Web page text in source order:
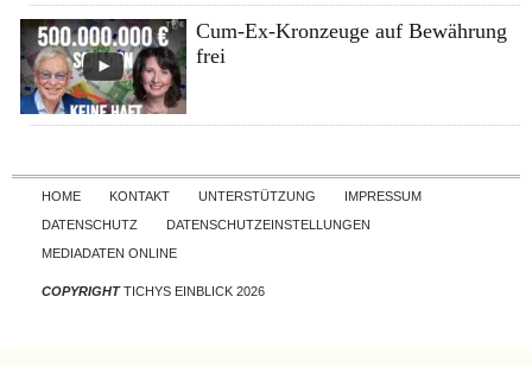
Cum-Ex-Kronzeuge auf Bewährung
frei
Skip to content
HOME KONTAKT UNTERSTÜTZUNG
IMPRESSUM
DATENSCHUTZ
DATENSCHUTZEINSTELLUNGEN
MEDIADATEN ONLINE
COPYRIGHTTICHYS EINBLICK 2026